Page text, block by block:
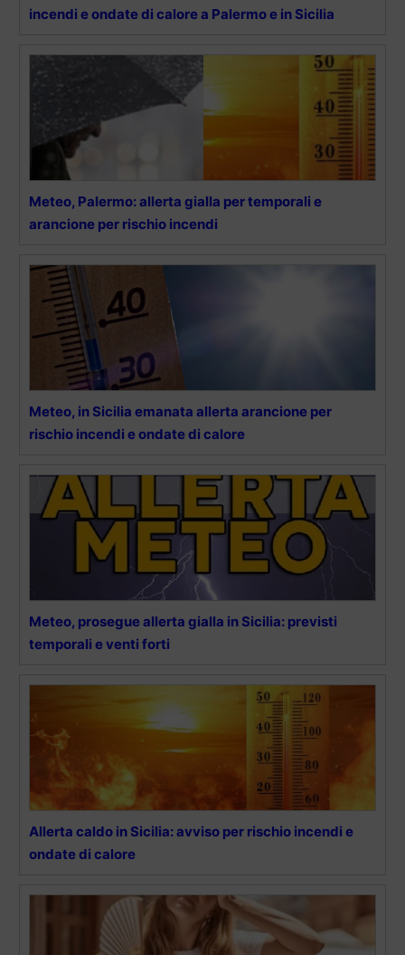
incendi e ondate di calore a Palermo e in Sicilia
Meteo, Palermo: allerta gialla per temporali e
arancione per rischio incendi
Meteo, in Sicilia emanata allerta arancione per
rischio incendi e ondate di calore
Meteo, prosegue allerta gialla in Sicilia: previsti
temporali e venti forti
Allerta caldo in Sicilia: avviso per rischio incendi e
ondate di calore